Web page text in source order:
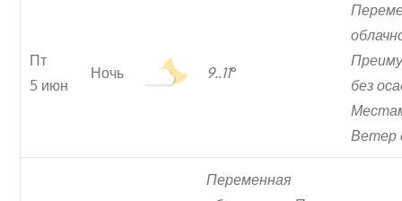
Пт
5 июн
Ночь 9..11°
без
Ветер
Переменная